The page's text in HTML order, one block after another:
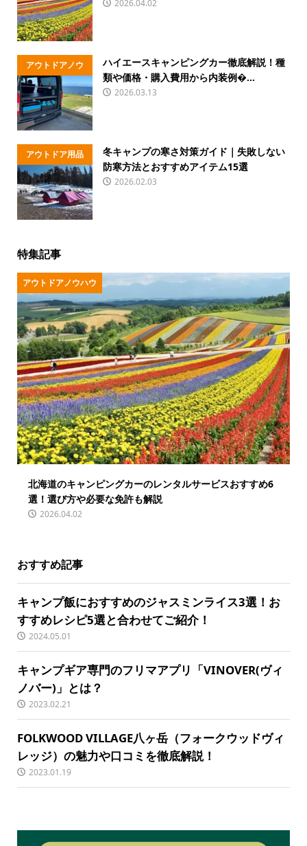
2026.04.02
アウトドアノウ
ハウ
ハイエースキャンピングカー徹底解説！種
類や価格・購入費用から内装例�...
2026.03.13
アウトドア用品
冬キャンプの寒さ対策ガイド｜失敗しない
防寒方法とおすすめアイテム15選
2026.02.03
特集記事
アウトドアノウハウ
北海道のキャンピングカーのレンタルサービスおすすめ6
選！選び方や必要な免許も解説
2026.04.02
おすすめ記事
キャンプ飯におすすめのジャスミンライス3選！お
すすめレシピ5選と合わせてご紹介！
2024.05.01
キャンプギア専門のフリマアプリ「VINOVER(ヴィ
ノバー)」とは？
2023.02.21
FOLKWOOD VILLAGE八ヶ岳（フォークウッドヴィ
レッジ）の魅力や口コミを徹底解説！
2023.01.19